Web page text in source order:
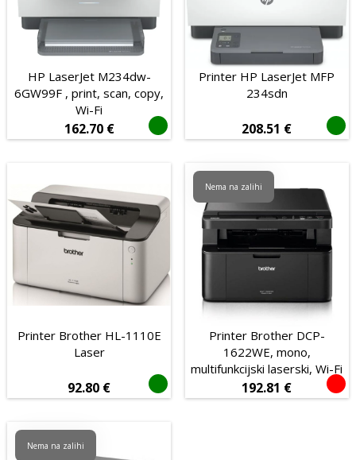
Baterije i punjači
Mobiteli i oprema
Tablet računala
Potrošni materijal
Proizvođač
Bežično
Žičano
Mehanička
Ne
HP LaserJet M234dw-
6GW99F , print, scan, copy,
Wi-Fi
162.70 €
Printer HP LaserJet MFP
234sdn
208.51 €
Printer Brother HL-1110E
Laser
92.80 €
Printer Brother DCP-
1622WE, mono,
multifunkcijski laserski, Wi-Fi
192.81 €
Nema na zalihi
Nema na zalihi